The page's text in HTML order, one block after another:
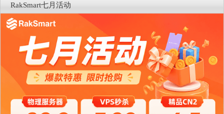
RakSmart七月活动